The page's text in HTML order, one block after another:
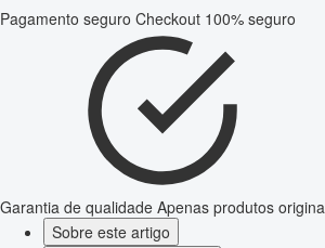
Pagamento seguro Checkout 100% seguro
Garantia de qualidade Apenas produtos
Sobre este artigo